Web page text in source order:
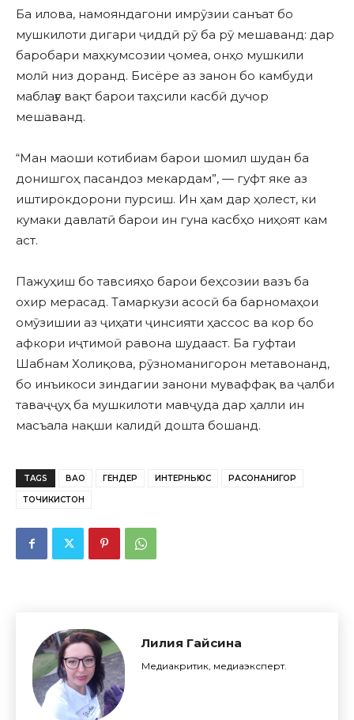
Ба илова, намояндагони имрӯзии санъат бо
мушкилоти дигари ҷиддӣ рӯ ба рӯ мешаванд: дар
баробари маҳкумсозии ҷомеа, онҳо мушкили
молӣ низ доранд. Бисёре аз занон бо камбуди
маблағу вақт барои таҳсили касбӣ дучор
мешаванд.
“Ман маоши котибиам барои шомил шудан ба
донишгоҳ пасандоз мекардам”, — гуфт яке аз
иштирокдорони пурсиш. Ин ҳам дар ҳолест, ки
кумаки давлатӣ барои ин гуна касбҳо ниҳоят кам
аст.
Пажуҳиш бо тавсияҳо барои беҳсозии вазъ ба
охир мерасад. Тамаркузи асосӣ ба барномаҳои
омӯзишии аз ҷиҳати ҷинсияти ҳассос ва кор бо
афкори иҷтимоӣ равона шудааст. Ба гуфтаи
Шабнам Холиқова, рӯзноманигорон метавонанд,
бо инъикоси зиндагии занони муваффақ ва ҷалби
таваҷҷуҳ ба мушкилоти мавҷуда дар ҳалли ин
масъала нақши калидӣ дошта бошанд.
TAGS ВАО ГЕНДЕР ИНТЕРНЬЮС РАСОНАНИГОР
ТОЧИКИСТОН
Лилия Гайсина
Медиакритик, медиаэксперт.